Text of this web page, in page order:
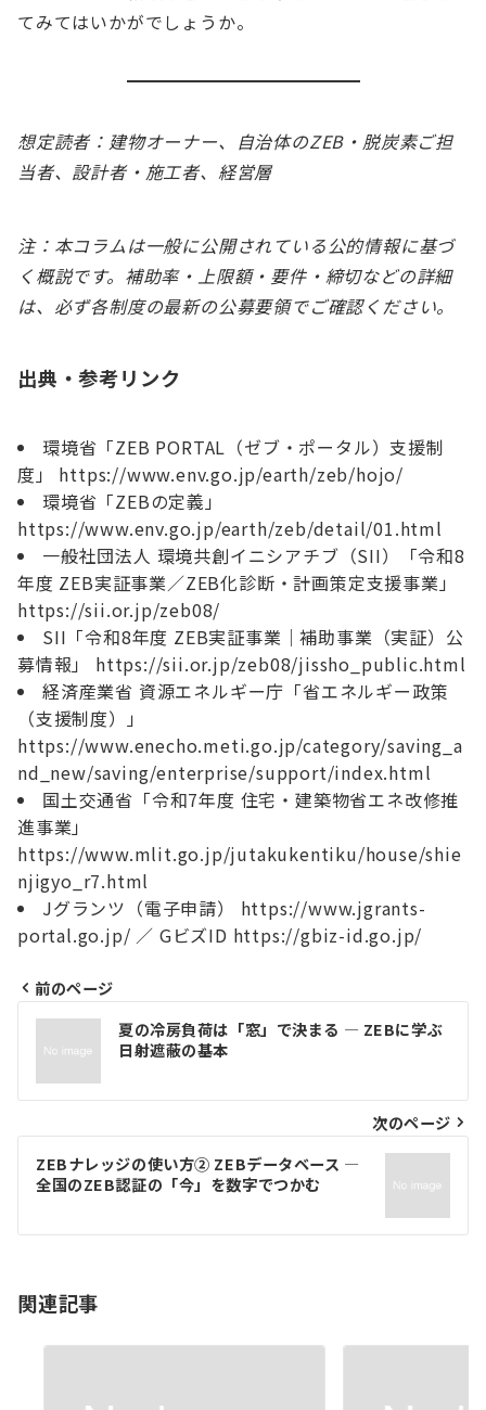
てみてはいかがでしょうか。
想定読者：建物オーナー、自治体のZEB・脱炭素ご担
当者、設計者・施工者、経営層
注：本コラムは一般に公開されている公的情報に基づ
く概説です。補助率・上限額・要件・締切などの詳細
は、必ず各制度の最新の公募要領でご確認ください。
出典・参考リンク
環境省「ZEB PORTAL（ゼブ・ポータル）支援制
度」 https://www.env.go.jp/earth/zeb/hojo/
環境省「ZEBの定義」
https://www.env.go.jp/earth/zeb/detail/01.html
一般社団法人 環境共創イニシアチブ（SII）「令和8
年度 ZEB実証事業／ZEB化診断・計画策定支援事業」
https://sii.or.jp/zeb08/
SII「令和8年度 ZEB実証事業｜補助事業（実証）公
募情報」 https://sii.or.jp/zeb08/jissho_public.html
経済産業省 資源エネルギー庁「省エネルギー政策
（支援制度）」
https://www.enecho.meti.go.jp/category/saving_a
nd_new/saving/enterprise/support/index.html
国土交通省「令和7年度 住宅・建築物省エネ改修推
進事業」
https://www.mlit.go.jp/jutakukentiku/house/shie
njigyo_r7.html
Jグランツ（電子申請） https://www.jgrants-
portal.go.jp/ ／ GビズID https://gbiz-id.go.jp/
投
ナ
ビ
ゲ
ー
シ
ン
前のページ
夏の冷房負荷は「窓」で決まる ― ZEBに学ぶ
日射遮蔽の基本
次のページ
ZEBナレッジの使い方② ZEBデータベース ―
全国のZEB認証の「今」を数字でつかむ
関連記事